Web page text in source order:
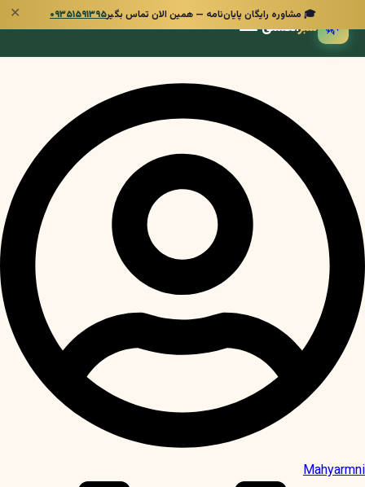
🎓 مشاوره رایگان پایان‌نامه — همین الان تماس بگیر۰۹۳۵۱۵۹۱۳۹۵ ✕
🌿 سبزانگشتی
Mahyarmni